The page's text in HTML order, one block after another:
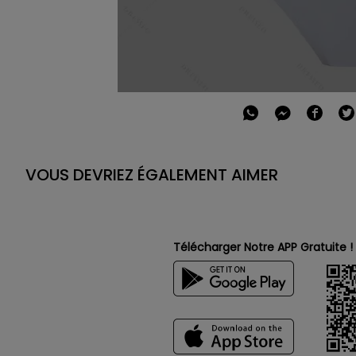
VOUS DEVRIEZ ÉGALEMENT AIMER
Télécharger Notre APP Gratuite !